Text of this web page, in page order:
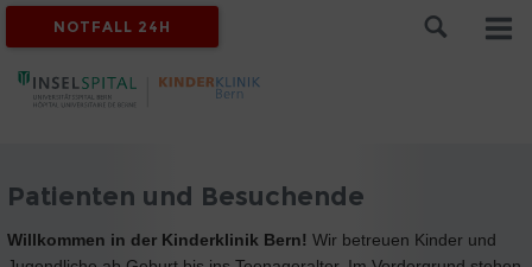
NOTFALL 24H
Patienten und Besuchende
Willkommen in der Kinderklinik Bern! Wir betreuen Kinder und